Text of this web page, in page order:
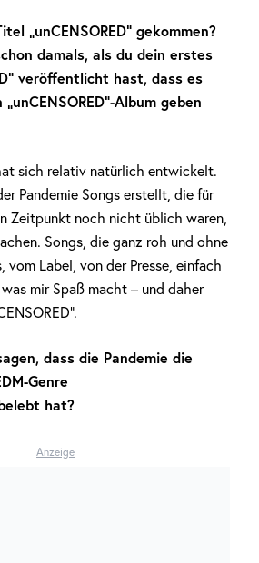
„unCENSORED“ gekommen?
damals, als du dein erstes
veröffentlicht hast, dass es
Album geben
sich relativ natürlich entwickelt.
Pandemie Songs erstellt, die für
Zeitpunkt noch nicht üblich waren,
Songs, die ganz roh und ohne
vom Label, von der Presse, einfach
mir Spaß macht – und daher
dass die Pandemie die
Genre
hat?
Anzeige